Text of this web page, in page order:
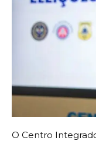
O Centro